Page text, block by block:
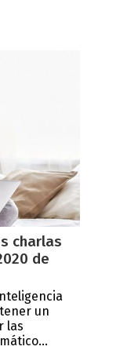
charlas
de
un
las